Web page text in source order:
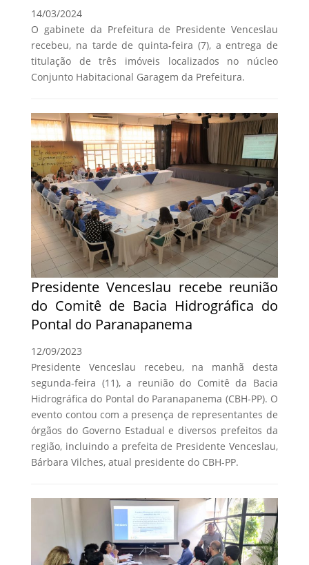
14/03/2024
O gabinete da Prefeitura de Presidente Venceslau
recebeu, na tarde de quinta-feira (7), a entrega de
titulação de três imóveis localizados no núcleo
Conjunto Habitacional Garagem da Prefeitura.
Presidente Venceslau recebe reunião
do Comitê de Bacia Hidrográfica do
Pontal do Paranapanema
12/09/2023
Presidente Venceslau recebeu, na manhã desta
segunda-feira (11), a reunião do Comitê da Bacia
Hidrográfica do Pontal do Paranapanema (CBH-PP). O
evento contou com a presença de representantes de
órgãos do Governo Estadual e diversos prefeitos da
região, incluindo a prefeita de Presidente Venceslau,
Bárbara Vilches, atual presidente do CBH-PP.